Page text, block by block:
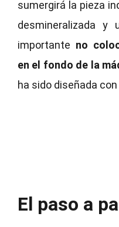
sumergirá la pieza
desmineralizada y
importante no
en el fondo de la
ha sido diseñada
El paso a